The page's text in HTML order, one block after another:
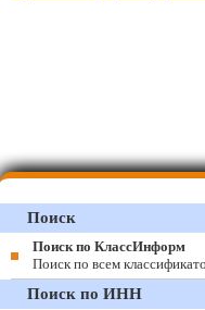
Поиск
Поиск по КлассИнформ
Поиск по всем
Поиск по ИНН